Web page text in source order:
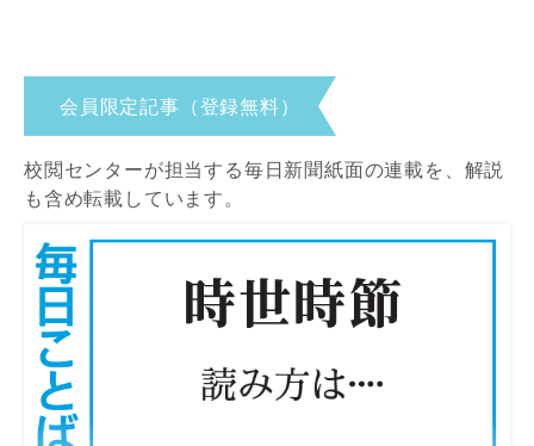
会員限定記事（登録無料）
校閲センターが担当する毎日新聞紙面の連載を、解説
も含め転載しています。